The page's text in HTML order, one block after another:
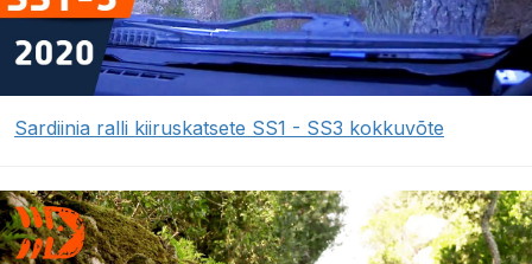
Sardiinia ralli kiiruskatsete SS1 - SS3 kokkuvõte